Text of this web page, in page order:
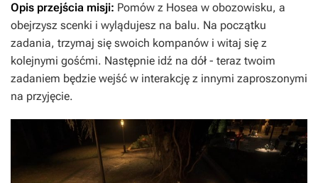
Opis przejścia misji: Pomów z Hosea w obozowisku, a
obejrzysz scenki i wylądujesz na balu. Na początku
zadania, trzymaj się swoich kompanów i witaj się z
kolejnymi gośćmi. Następnie idź na dół - teraz twoim
zadaniem będzie wejść w interakcję z innymi zaproszonymi
na przyjęcie.